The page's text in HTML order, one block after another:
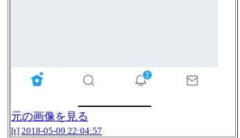
元の画像を見る
[t] 2018-05-09 22:04:57